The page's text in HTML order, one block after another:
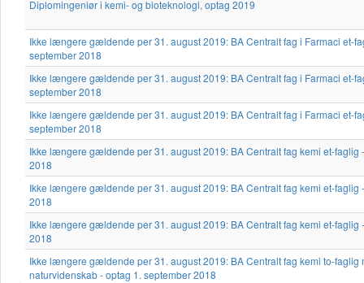
Diplomingeniør i kemi- og bioteknologi, optag 2019
Ikke længere gældende per 31. august 2019: BA Centralt fag i Farmaci et-
september 2018
Ikke længere gældende per 31. august 2019: BA Centralt fag i Farmaci et-
september 2018
Ikke længere gældende per 31. august 2019: BA Centralt fag i Farmaci et-
september 2018
Ikke længere gældende per 31. august 2019: BA Centralt fag kemi et-faglig
2018
Ikke længere gældende per 31. august 2019: BA Centralt fag kemi et-faglig
2018
Ikke længere gældende per 31. august 2019: BA Centralt fag kemi et-faglig
2018
Ikke længere gældende per 31. august 2019: BA Centralt fag kemi to-faglig
naturvidenskab - optag 1. september 2018